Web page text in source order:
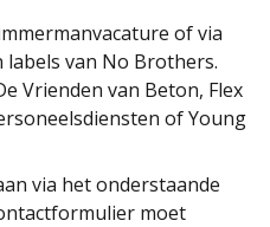
of via
labels van No Brothers.
Vrienden van Beton, Flex
of Young
via het onderstaande
moet